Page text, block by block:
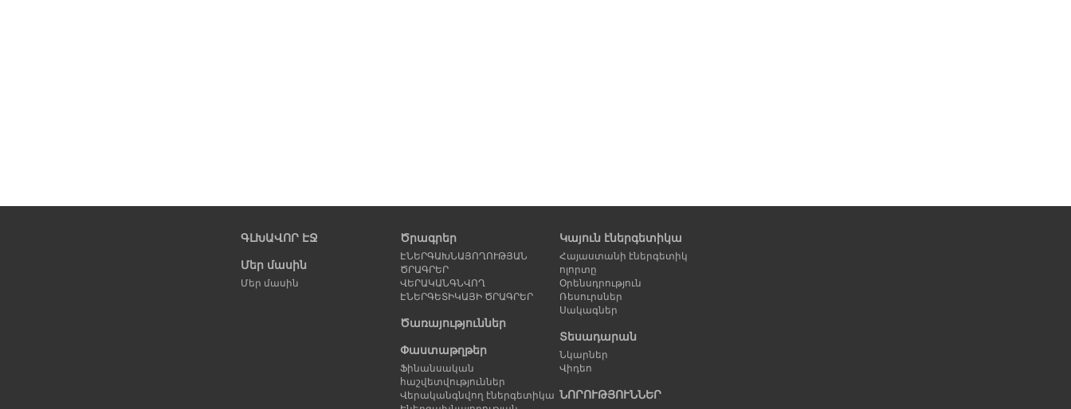
ԳԼԽԱՎՈՐ ԷՋ
Մեր մասին
Մեր մասին
Ծրագրեր
ԷՆԵՐԳԱԽՆԱՅՈՂՈՒԹՅԱՆ
ԾՐԱԳՐԵՐ
ՎԵՐԱԿԱՆԳՆՎՈՂ
ԷՆԵՐԳԵՏԻԿԱՅԻ ԾՐԱԳՐԵՐ
Ծառայություններ
Փաստաթղթեր
Ֆինանսական
հաշվետվություններ
Վերականգնվող էներգետիկա
Կայուն էներգետիկա
Հայաստանի էներգետիկ
ոլորտը
Օրենսդրություն
Ռեսուրսներ
Սակագներ
Տեսադարան
Նկարներ
Վիդեո
ՆՈՐՈՒԹՅՈՒՆՆԵՐ